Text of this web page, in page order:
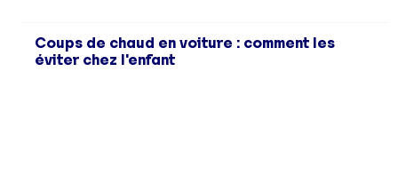
Coups de chaud en voiture : comment les
éviter chez l'enfant